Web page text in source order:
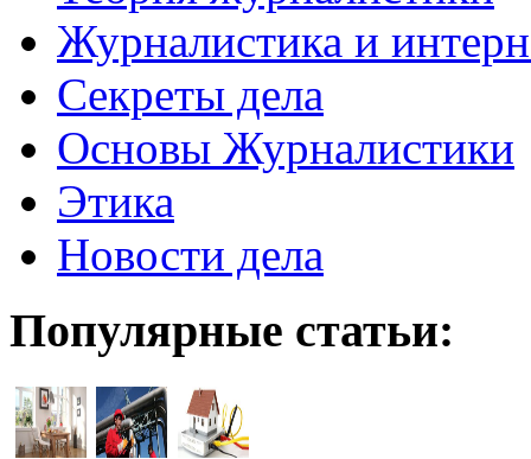
Журналистика и
Секреты дела
Основы Журналистики
Этика
Новости дела
Популярные статьи: